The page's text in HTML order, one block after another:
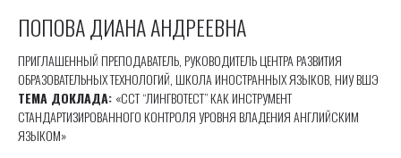
ПОПОВА ДИАНА АНДРЕЕВНА
ПРИГЛАШЕННЫЙ ПРЕПОДАВАТЕЛЬ, РУКОВОДИТЕЛЬ ЦЕНТРА РАЗВИТИЯ
ОБРАЗОВАТЕЛЬНЫХ ТЕХНОЛОГИЙ, ШКОЛА ИНОСТРАННЫХ ЯЗЫКОВ, НИУ ВШЭ
ТЕМА ДОКЛАДА: «ССТ “ЛИНГВОТЕСТ” КАК ИНСТРУМЕНТ
СТАНДАРТИЗИРОВАННОГО КОНТРОЛЯ УРОВНЯ ВЛАДЕНИЯ АНГЛИЙСКИМ
ЯЗЫКОМ»